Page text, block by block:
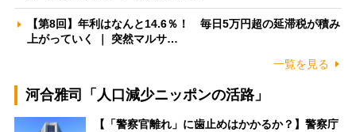
【第8回】年利はなんと14.6％！ 毎日5万円超の延滞税が積み
上がっていく ｜ 突然マルサ…
一覧を見る
河合雅司「人口減少ニッポンの活路」
【「警察官離れ」に歯止めはかかるか？】警察庁